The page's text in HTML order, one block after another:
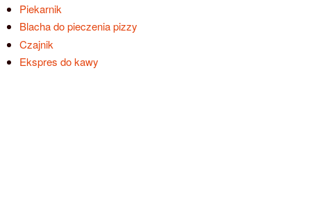
Piekarnik
Blacha do pieczenia pizzy
Czajnik
Ekspres do kawy